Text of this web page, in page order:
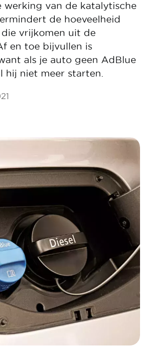
werking van de katalytische
de hoeveelheid
vrijkomen uit de
en toe bijvullen is
als je auto geen AdBlue
hij niet meer starten.